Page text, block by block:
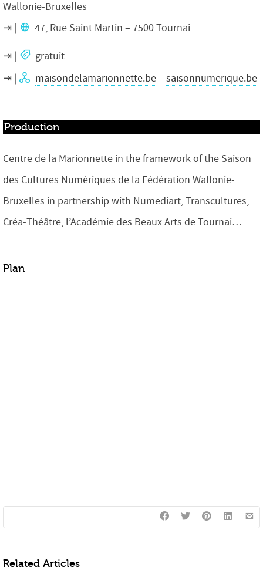
Wallonie-Bruxelles
47, Rue Saint Martin – 7500 Tournai
gratuit
maisondelamarionnette.be– saisonnumerique.be
Production
Centre de la Marionnette in the framework of the Saison
des Cultures Numériques de la Fédération Wallonie-
Bruxelles in partnership with Numediart, Transcultures,
Créa-Théâtre, l’Académie des Beaux Arts de Tournai…
Plan
Related Articles